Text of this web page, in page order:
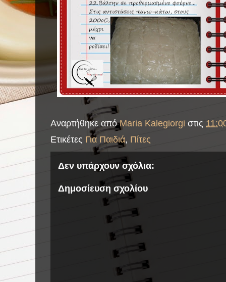
Αναρτήθηκε απόMaria Kalegiorgi στις
Ετικέτες Για Παιδιά, Πίτες
Δεν υπάρχουν σχόλια:
Δημοσίευση σχολίου